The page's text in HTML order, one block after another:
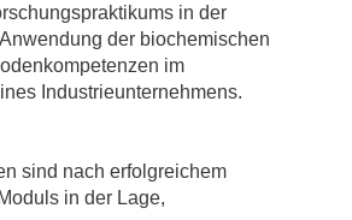
in der
der biochemischen
im
Industrieunternehmens.
sind nach erfolgreichem
in der Lage,